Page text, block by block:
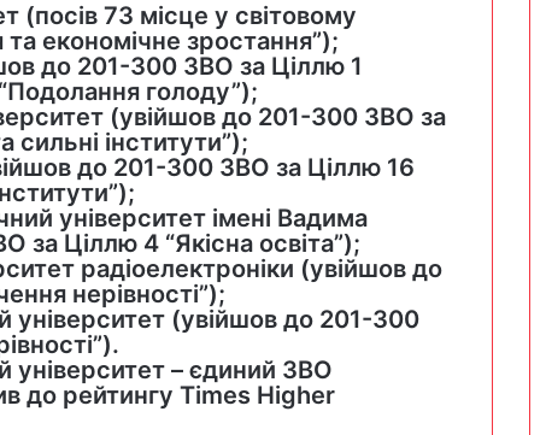
(посів 73 місце у світовому
економічне зростання”);
до 201-300 ЗВО за Ціллю 1
голоду”);
(увійшов до 201-300 ЗВО за
інститути”);
до 201-300 ЗВО за Ціллю 16
університет імені Вадима
Ціллю 4 “Якісна освіта”);
радіоелектроніки (увійшов до
нерівності”);
університет (увійшов до 201-300
університет – єдиний ЗВО
до рейтингу Times Higher